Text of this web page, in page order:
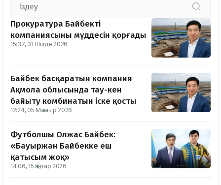
Прокуратура Байбектің
компаниясының мүддесін қорғады
15:37, 31 Шілде 2026
Байбек басқаратын компания
Ақмола облысында тау-кен
байыту комбинатын іске қосты
12:24, 05 Мамыр 2026
Футболшы Олжас Байбек:
«Бауыржан Байбекке еш
қатысым жоқ»
14:06, 15 Қаңтар 2026